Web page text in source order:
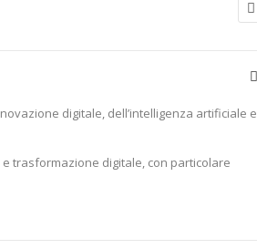
digitale, dell’intelligenza artificiale e
trasformazione digitale, con particolare